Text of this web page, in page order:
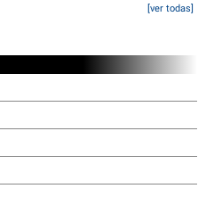
[ver todas]